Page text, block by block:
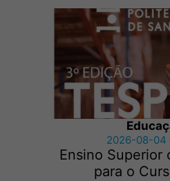
2026-08-04
Ensino Superior
para o